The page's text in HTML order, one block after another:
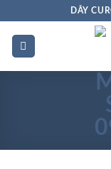
dung
DÂY